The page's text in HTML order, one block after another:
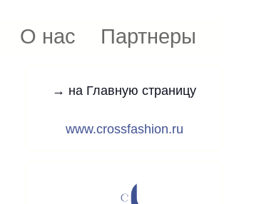
О нас Партнеры
→ на Главную страницу
www.crossfashion.ru